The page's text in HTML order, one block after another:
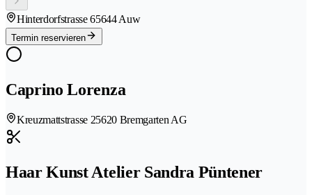
Hinterdorfstrasse 65644 Auw
Termin reservieren
Caprino Lorenza
Kreuzmattstrasse 25620 Bremgarten AG
Haar Kunst Atelier Sandra Püntener